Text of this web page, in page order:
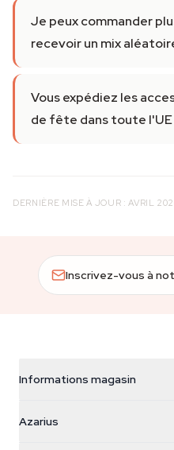
Je peux commander
recevoir un mix
Vous expédiez les
de fête dans toute l'UE
DERNIÈRE MISE À JOUR : AVRIL
Inscrivez-vous à
Informations magasin
Galvaniweg 11
Azarius